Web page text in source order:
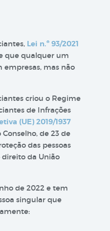
Lei n.º 93/2021
que qualquer um
empresas, mas não
criou o Regime
de Infrações
(UE) 2019/1937
de 23 de
das pessoas
da União
de 2022 e tem
singular que